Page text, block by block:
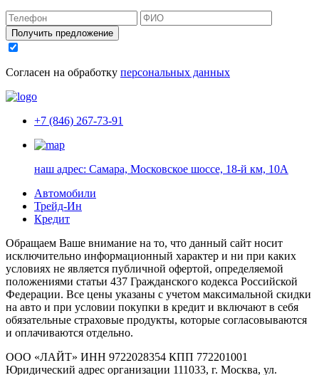
Получить предложение
Согласен на обработку персональных данных
+7 (846) 267-73-91
наш адрес: Самара, Московское шоссе, 18-й км, 10А
Автомобили
Трейд-Ин
Кредит
Обращаем Ваше внимание на то, что данный сайт носит
исключительно информационный характер и ни при каких
условиях не является публичной офертой, определяемой
положениями статьи 437 Гражданского кодекса Российской
Федерации. Все цены указаны с учетом максимальной скидки
на авто и при условии покупки в кредит и включают в себя
обязательные страховые продукты, которые согласовываются
и оплачиваются отдельно.
ООО «ЛАЙТ» ИНН 9722028354 КПП 772201001
Юридический адрес организации 111033, г. Москва, ул.